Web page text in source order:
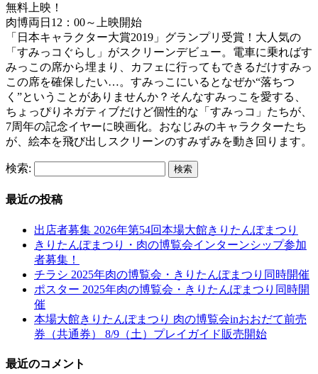
無料上映！
肉博両日12：00～上映開始
「日本キャラクター大賞2019」グランプリ受賞！大人気の
「すみっコぐらし」がスクリーンデビュー。電車に乗ればす
みっこの席から埋まり、カフェに行ってもできるだけすみっ
この席を確保したい…。すみっこにいるとなぜか“落ちつ
く”ということがありませんか？そんなすみっこを愛する、
ちょっぴりネガティブだけど個性的な「すみっコ」たちが、
7周年の記念イヤーに映画化。おなじみのキャラクターたち
が、絵本を飛び出しスクリーンのすみずみを動き回ります。
検索:
最近の投稿
出店者募集 2026年第54回本場大館きりたんぽまつり
きりたんぽまつり・肉の博覧会インターンシップ参加
者募集！
チラシ 2025年肉の博覧会・きりたんぽまつり同時開催
ポスター 2025年肉の博覧会・きりたんぽまつり同時開
催
本場大館きりたんぽまつり 肉の博覧会inおおだて前売
券（共通券） 8/9（土）プレイガイド販売開始
最近のコメント